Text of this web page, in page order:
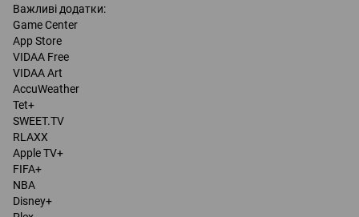
Важливі додатки:
Game Center
App Store
VIDAA Free
VIDAA Art
AccuWeather
Tet+
SWEET.TV
RLAXX
Apple TV+
FIFA+
NBA
Disney+